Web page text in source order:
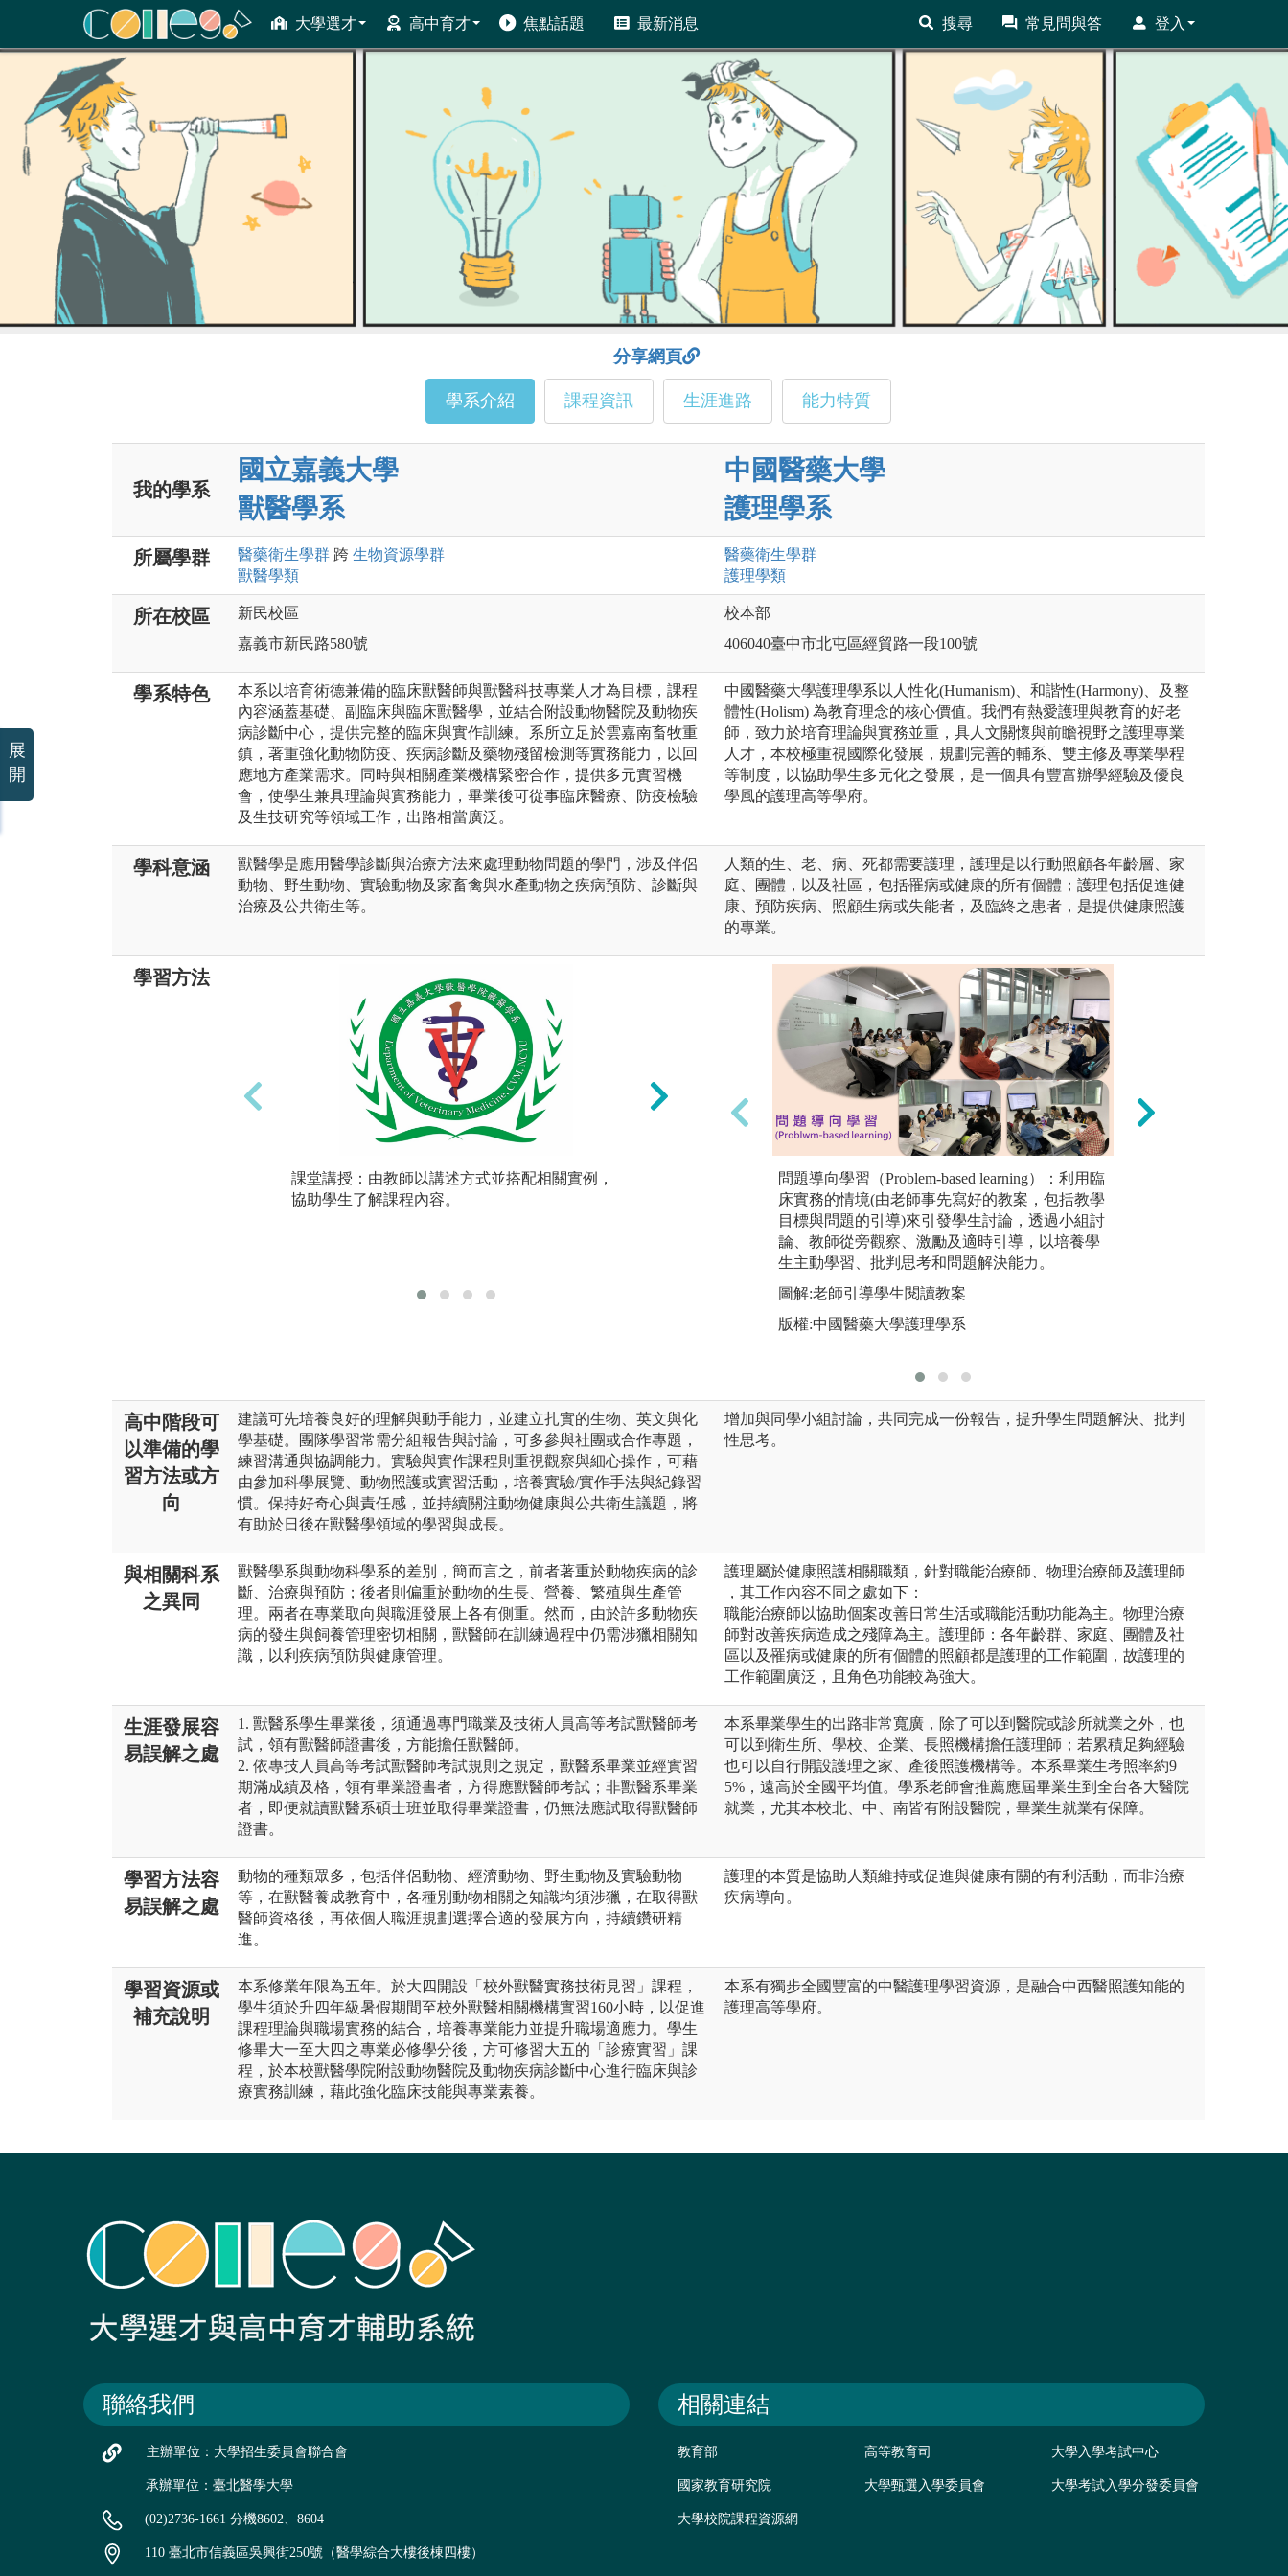
大學選才 高中育才 焦點話題 最新消息 搜尋 常見問與答 登入
ColleGo! 大學選才與高中育才輔助系統
分享網頁
學系介紹 課程資訊 生涯進路 能力特質
我的學系
國立嘉義大學
獸醫學系
中國醫藥大學
護理學系
所屬學群 醫藥衛生學群 跨 生物資源學群
獸醫學類
醫藥衛生學群
護理學類
所在校區
新民校區
嘉義市新民路580號
校本部
406040臺中市北屯區經貿路一段100號
學系特色
本系以培育術德兼備的臨床獸醫師與獸醫科技專業人才為目標，課程
內容涵蓋基礎、副臨床與臨床獸醫學，並結合附設動物醫院及動物疾
病診斷中心，提供完整的臨床與實作訓練。系所立足於雲嘉南畜牧重
鎮，著重強化動物防疫、疾病診斷及藥物殘留檢測等實務能力，以回
應地方產業需求。同時與相關產業機構緊密合作，提供多元實習機
會，使學生兼具理論與實務能力，畢業後可從事臨床醫療、防疫檢驗
及生技研究等領域工作，出路相當廣泛。
中國醫藥大學護理學系以人性化(Humanism)、和諧性(Harmony)、及整
體性(Holism) 為教育理念的核心價值。我們有熱愛護理與教育的好老
師，致力於培育理論與實務並重，具人文關懷與前瞻視野之護理專業
人才，本校極重視國際化發展，規劃完善的輔系、雙主修及專業學程
等制度，以協助學生多元化之發展，是一個具有豐富辦學經驗及優良
學風的護理高等學府。
學科意涵
獸醫學是應用醫學診斷與治療方法來處理動物問題的學門，涉及伴侶
動物、野生動物、實驗動物及家畜禽與水產動物之疾病預防、診斷與
治療及公共衛生等。
人類的生、老、病、死都需要護理，護理是以行動照顧各年齡層、家
庭、團體，以及社區，包括罹病或健康的所有個體；護理包括促進健
康、預防疾病、照顧生病或失能者，及臨終之患者，是提供健康照護
的專業。
學習方法
課堂講授：由教師以講述方式並搭配相關實例，
協助學生了解課程內容。
團隊學習：藉由分組報告或實作，學習人際交流
及合作，相互啟發與激盪。
問題導向學習（Problem-based learning）：利用臨
床實務的情境(由老師事先寫好的教案，包括教學
目標與問題的引導)來引發學生討論，透過小組討
論、教師從旁觀察、激勵及適時引導，以培養學
生主動學習、批判思考和問題解決能力。
圖解:老師引導學生閱讀教案
版權:中國醫藥大學護理學系
高中階段可
以準備的學
習方法或方
向
建議可先培養良好的理解與動手能力，並建立扎實的生物、英文與化
學基礎。團隊學習常需分組報告與討論，可多參與社團或合作專題，
練習溝通與協調能力。實驗與實作課程則重視觀察與細心操作，可藉
由參加科學展覽、動物照護或實習活動，培養實驗/實作手法與紀錄習
慣。保持好奇心與責任感，並持續關注動物健康與公共衛生議題，將
有助於日後在獸醫學領域的學習與成長。
增加與同學小組討論，共同完成一份報告，提升學生問題解決、批判
性思考。
與相關科系
之異同
獸醫學系與動物科學系的差別，簡而言之，前者著重於動物疾病的診
斷、治療與預防；後者則偏重於動物的生長、營養、繁殖與生產管
理。兩者在專業取向與職涯發展上各有側重。然而，由於許多動物疾
病的發生與飼養管理密切相關，獸醫師在訓練過程中仍需涉獵相關知
識，以利疾病預防與健康管理。
護理屬於健康照護相關職類，針對職能治療師、物理治療師及護理師
，其工作內容不同之處如下：
職能治療師以協助個案改善日常生活或職能活動功能為主。物理治療
師對改善疾病造成之殘障為主。護理師：各年齡群、家庭、團體及社
區以及罹病或健康的所有個體的照顧都是護理的工作範圍，故護理的
工作範圍廣泛，且角色功能較為強大。
生涯發展容
易誤解之處
1. 獸醫系學生畢業後，須通過專門職業及技術人員高等考試獸醫師考
試，領有獸醫師證書後，方能擔任獸醫師。
2. 依專技人員高等考試獸醫師考試規則之規定，獸醫系畢業並經實習
期滿成績及格，領有畢業證書者，方得應獸醫師考試；非獸醫系畢業
者，即便就讀獸醫系碩士班並取得畢業證書，仍無法應試取得獸醫師
證書。
本系畢業學生的出路非常寬廣，除了可以到醫院或診所就業之外，也
可以到衛生所、學校、企業、長照機構擔任護理師；若累積足夠經驗
也可以自行開設護理之家、產後照護機構等。本系畢業生考照率約9
5%，遠高於全國平均值。學系老師會推薦應屆畢業生到全台各大醫院
就業，尤其本校北、中、南皆有附設醫院，畢業生就業有保障。
學習方法容
易誤解之處
動物的種類眾多，包括伴侶動物、經濟動物、野生動物及實驗動物
等，在獸醫養成教育中，各種別動物相關之知識均須涉獵，在取得獸
醫師資格後，再依個人職涯規劃選擇合適的發展方向，持續鑽研精
進。
護理的本質是協助人類維持或促進與健康有關的有利活動，而非治療
疾病導向。
學習資源或
補充說明
本系修業年限為五年。於大四開設「校外獸醫實務技術見習」課程，
學生須於升四年級暑假期間至校外獸醫相關機構實習160小時，以促進
課程理論與職場實務的結合，培養專業能力並提升職場適應力。學生
修畢大一至大四之專業必修學分後，方可修習大五的「診療實習」課
程，於本校獸醫學院附設動物醫院及動物疾病診斷中心進行臨床與診
療實務訓練，藉此強化臨床技能與專業素養。
本系有獨步全國豐富的中醫護理學習資源，是融合中西醫照護知能的
護理高等學府。
聯絡我們
主辦單位：大學招生委員會聯合會
承辦單位：臺北醫學大學
(02)2736-1661 分機8602、8604
110 臺北市信義區吳興街250號（醫學綜合大樓後棟四樓）
相關連結
教育部 高等教育司 大學入學考試中心
國家教育研究院 大學甄選入學委員會 大學考試入學分發委員會
大學校院課程資源網
展
開